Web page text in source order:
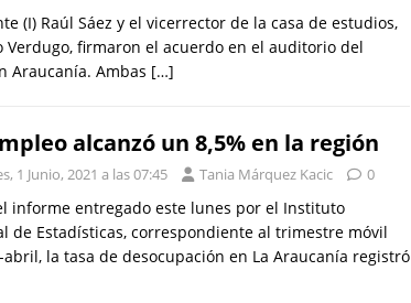
(I) Raúl Sáez y el vicerrector de la casa de estudios,
Verdugo, firmaron el acuerdo en el auditorio del
Araucanía. Ambas […]
alcanzó un 8,5% en la región
1 Junio, 2021 a las 07:45 Tania Márquez Kacic 0
informe entregado este lunes por el Instituto
de Estadísticas, correspondiente al trimestre móvil
la tasa de desocupación en La Araucanía registró